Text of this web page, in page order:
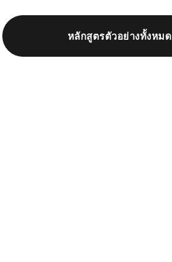
หลักสูตรตัวอย่างทั้งหมด